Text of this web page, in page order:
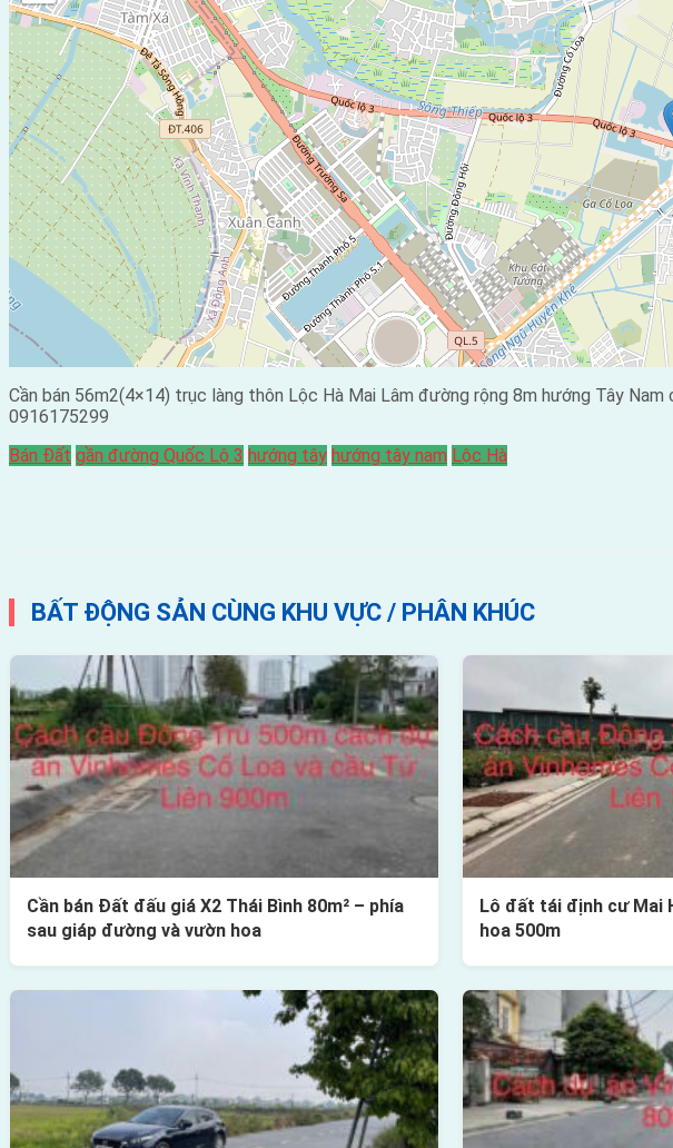
Cần bán 56m2(4×14) trục làng thôn Lộc Hà Mai Lâm đường rộng 8m hướng Tây
0916175299
Bán Đất gần đường Quốc Lộ 3 hướng tây hướng tây nam Lộc Hà
BẤT ĐỘNG SẢN CÙNG KHU VỰC / PHÂN KHÚC
Cần bán Đất đấu giá X2 Thái Bình 80m² – phía
sau giáp đường và vườn hoa
Lô đất tái định cư Mai
hoa 500m